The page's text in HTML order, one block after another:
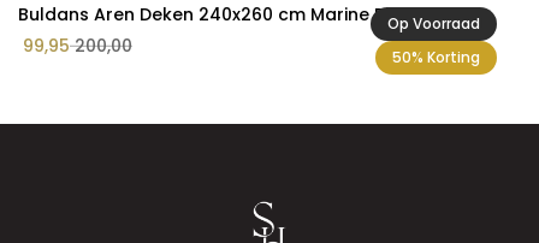
Op Voorraad
50% Korting
Buldans Aren Deken 240x260 cm Marine Blauw
99,95200,00